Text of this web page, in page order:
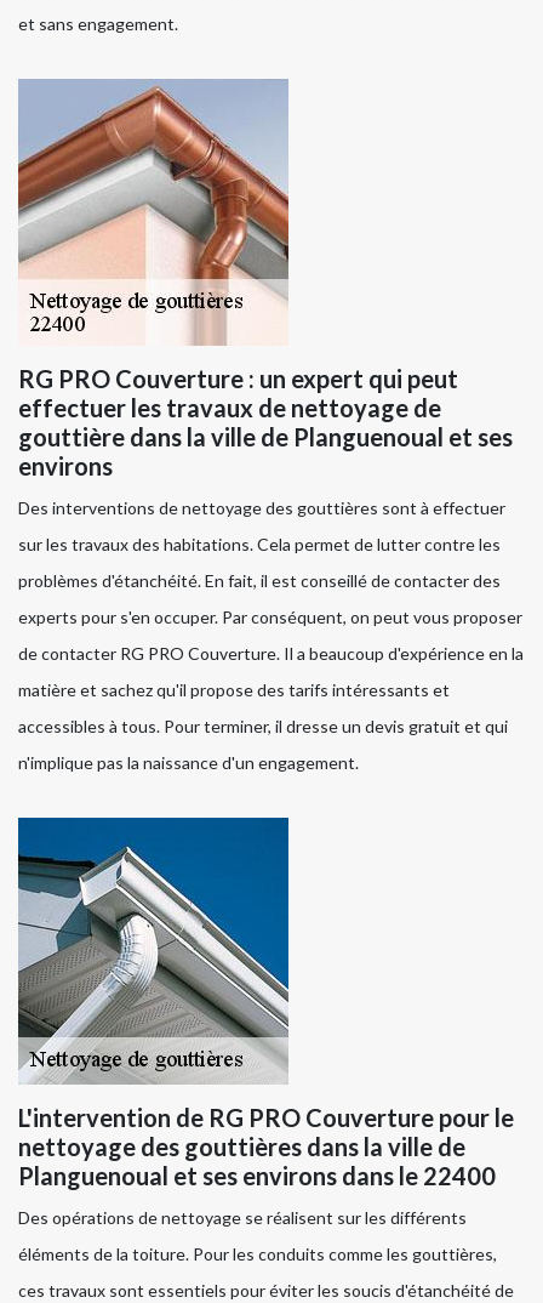
et sans engagement.
RG PRO Couverture : un expert qui peut
effectuer les travaux de nettoyage de
gouttière dans la ville de Planguenoual et ses
environs
Des interventions de nettoyage des gouttières sont à effectuer
sur les travaux des habitations. Cela permet de lutter contre les
problèmes d'étanchéité. En fait, il est conseillé de contacter des
experts pour s'en occuper. Par conséquent, on peut vous proposer
de contacter RG PRO Couverture. Il a beaucoup d'expérience en la
matière et sachez qu'il propose des tarifs intéressants et
accessibles à tous. Pour terminer, il dresse un devis gratuit et qui
n'implique pas la naissance d'un engagement.
L'intervention de RG PRO Couverture pour le
nettoyage des gouttières dans la ville de
Planguenoual et ses environs dans le 22400
Des opérations de nettoyage se réalisent sur les différents
éléments de la toiture. Pour les conduits comme les gouttières,
ces travaux sont essentiels pour éviter les soucis d'étanchéité de